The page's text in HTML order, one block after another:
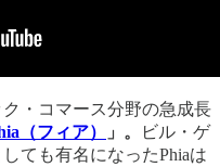
・コマース分野の急成長
（フィア） 」。
ビル・ゲ
ても有名になったPhiaは